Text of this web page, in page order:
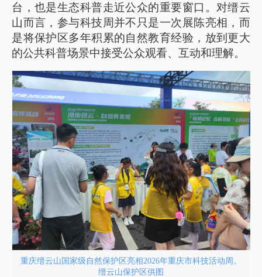
台，也是生态科普走近公众的重要窗口。对缙云
山而言，参与科技周并不只是一次展陈亮相，而
是将保护区多年积累的自然教育经验，放到更大
的公共科普场景中接受公众观看、互动和理解。
重庆缙云山国家级自然保护区亮相2026年重庆市科技活动周。
缙云山保护区供图